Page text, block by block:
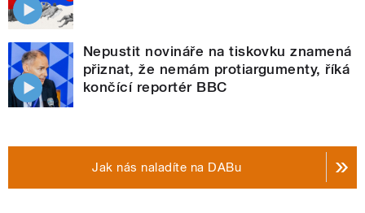
Nepustit novináře na tiskovku znamená
přiznat, že nemám protiargumenty, říká
končící reportér BBC
Jak nás naladíte na DABu